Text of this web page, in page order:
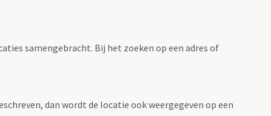
samengebracht. Bij het zoeken op een adres of
dan wordt de locatie ook weergegeven op een